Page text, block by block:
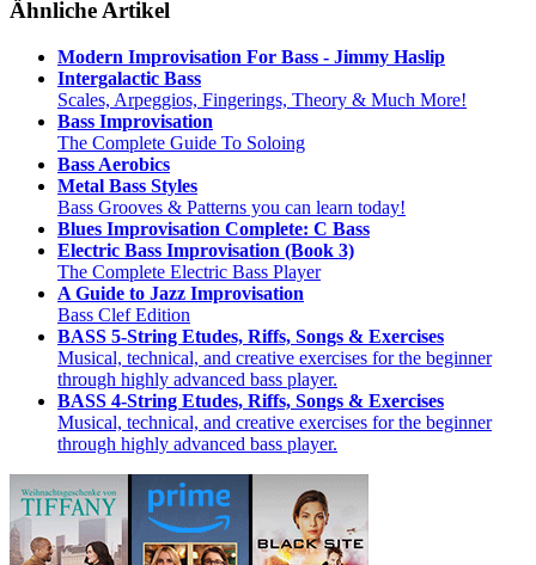
Ähnliche Artikel
Modern Improvisation For Bass - Jimmy Haslip
Intergalactic Bass
Scales, Arpeggios, Fingerings, Theory & Much More!
Bass Improvisation
The Complete Guide To Soloing
Bass Aerobics
Metal Bass Styles
Bass Grooves & Patterns you can learn today!
Blues Improvisation Complete: C Bass
Electric Bass Improvisation (Book 3)
The Complete Electric Bass Player
A Guide to Jazz Improvisation
Bass Clef Edition
BASS 5-String Etudes, Riffs, Songs & Exercises
Musical, technical, and creative exercises for the beginner
through highly advanced bass player.
BASS 4-String Etudes, Riffs, Songs & Exercises
Musical, technical, and creative exercises for the beginner
through highly advanced bass player.